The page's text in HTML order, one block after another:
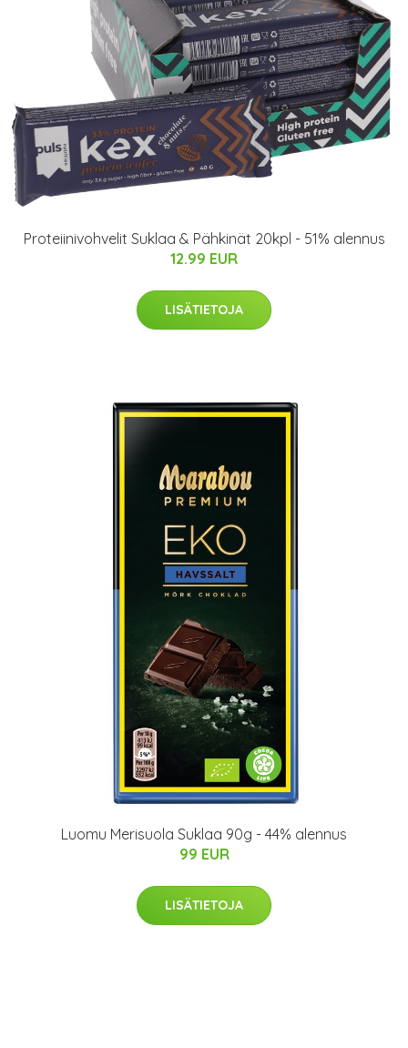
Proteiinivohvelit Suklaa & Pähkinät 20kpl - 51% alennus
12.99 EUR
LISÄTIETOJA
Luomu Merisuola Suklaa 90g - 44% alennus
99 EUR
LISÄTIETOJA